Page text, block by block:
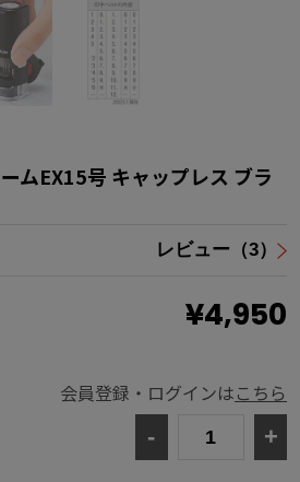
ムEX15号 キャップレス ブラ
レビュー（3）
¥4,950
会員登録・ログインはこちら
- +